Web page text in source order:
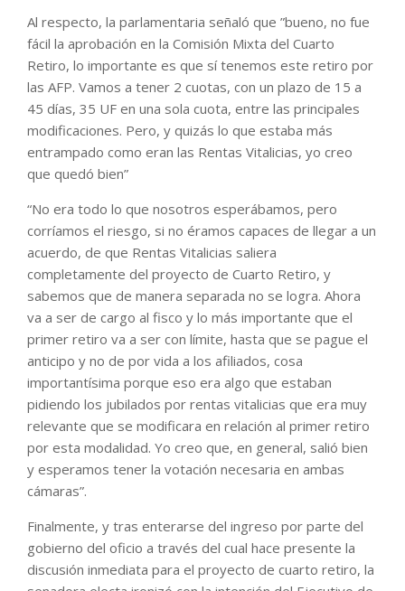
Al respecto, la parlamentaria señaló que ”bueno, no fue
fácil la aprobación en la Comisión Mixta del Cuarto
Retiro, lo importante es que sí tenemos este retiro por
las AFP. Vamos a tener 2 cuotas, con un plazo de 15 a
45 días, 35 UF en una sola cuota, entre las principales
modificaciones. Pero, y quizás lo que estaba más
entrampado como eran las Rentas Vitalicias, yo creo
que quedó bien”
“No era todo lo que nosotros esperábamos, pero
corríamos el riesgo, si no éramos capaces de llegar a un
acuerdo, de que Rentas Vitalicias saliera
completamente del proyecto de Cuarto Retiro, y
sabemos que de manera separada no se logra. Ahora
va a ser de cargo al fisco y lo más importante que el
primer retiro va a ser con límite, hasta que se pague el
anticipo y no de por vida a los afiliados, cosa
importantísima porque eso era algo que estaban
pidiendo los jubilados por rentas vitalicias que era muy
relevante que se modificara en relación al primer retiro
por esta modalidad. Yo creo que, en general, salió bien
y esperamos tener la votación necesaria en ambas
cámaras”.
Finalmente, y tras enterarse del ingreso por parte del
gobierno del oficio a través del cual hace presente la
discusión inmediata para el proyecto de cuarto retiro, la